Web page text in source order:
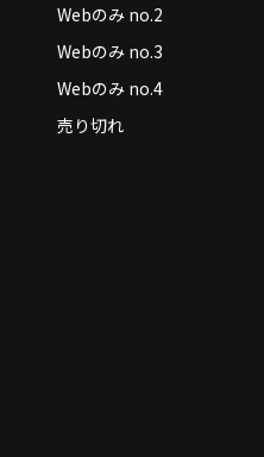
Webのみ no.2
Webのみ no.3
Webのみ no.4
売り切れ